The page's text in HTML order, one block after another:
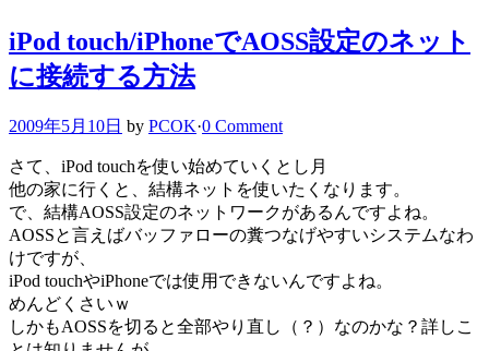
iPod touch/iPhoneでAOSS設定のネット
に接続する方法
2009年5月10日 by PCOK·0 Comment
さて、iPod touchを使い始めていくとし月
他の家に行くと、結構ネットを使いたくなります。
で、結構AOSS設定のネットワークがあるんですよね。
AOSSと言えばバッファローの糞つなげやすいシステムなわ
けですが、
iPod touchやiPhoneでは使用できないんですよね。
めんどくさいｗ
しかもAOSSを切ると全部やり直し（？）なのかな？詳しこ